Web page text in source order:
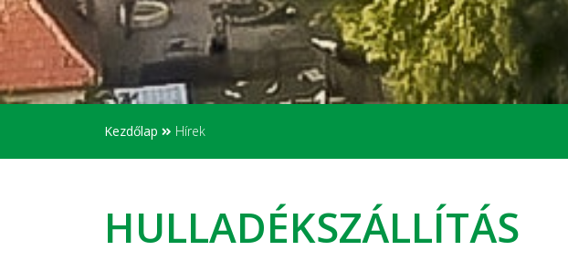
Kezdőlap Hírek
HULLADÉKSZÁLLÍTÁS